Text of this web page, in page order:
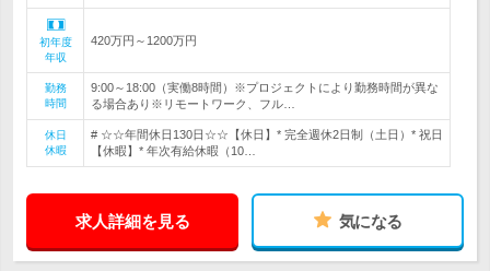
初年度
年収
420万円～1200万円
勤務
時間
9:00～18:00（実働8時間）※プロジェクトにより勤務時間が異な
る場合あり※リモートワーク、フル…
休日
休暇
# ☆☆年間休日130日☆☆【休日】* 完全週休2日制（土日）* 祝日
【休暇】* 年次有給休暇（10…
求人詳細を見る 気になる